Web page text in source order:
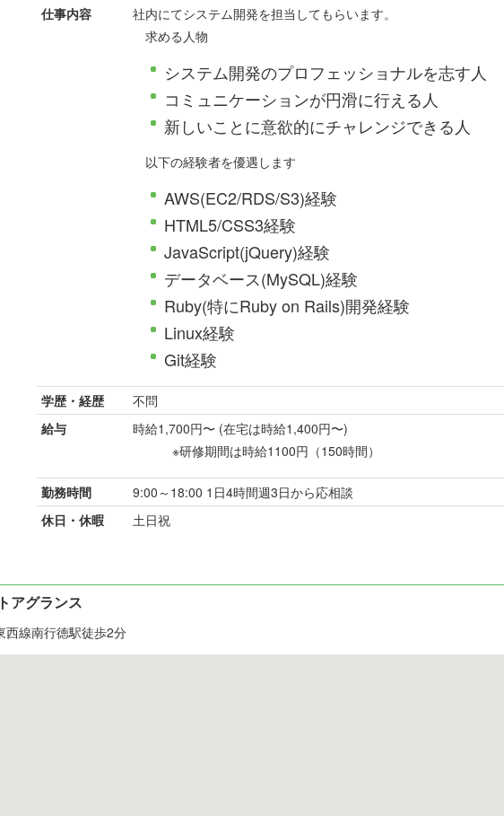
仕事内容
社内にてシステム開発を担当してもらいます。
求める人物
システム開発のプロフェッショナルを志す人
コミュニケーションが円滑に行える人
新しいことに意欲的にチャレンジできる人
以下の経験者を優遇します
AWS(EC2/RDS/S3)経験
HTML5/CSS3経験
JavaScript(jQuery)経験
データベース(MySQL)経験
Ruby(特にRuby on Rails)開発経験
Linux経験
Git経験
学歴・経歴
不問
給与
時給1,700円〜 (在宅は時給1,400円〜)
※研修期間は時給1100円（150時間）
勤務時間
9:00～18:00 1日4時間週3日から応相談
休日・休暇
土日祝
アグランス
西線南行徳駅徒歩2分